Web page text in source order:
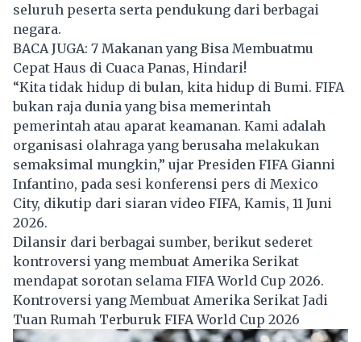
seluruh peserta serta pendukung dari berbagai
negara.
BACA JUGA: 7 Makanan yang Bisa Membuatmu
Cepat Haus di Cuaca Panas, Hindari!
“Kita tidak hidup di bulan, kita hidup di Bumi. FIFA
bukan raja dunia yang bisa memerintah
pemerintah atau aparat keamanan. Kami adalah
organisasi olahraga yang berusaha melakukan
semaksimal mungkin,” ujar Presiden FIFA Gianni
Infantino, pada sesi konferensi pers di Mexico
City, dikutip dari siaran video FIFA, Kamis, 11 Juni
2026.
Dilansir dari berbagai sumber, berikut sederet
kontroversi yang membuat Amerika Serikat
mendapat sorotan selama FIFA World Cup 2026.
Kontroversi yang Membuat Amerika Serikat Jadi
Tuan Rumah Terburuk FIFA World Cup 2026